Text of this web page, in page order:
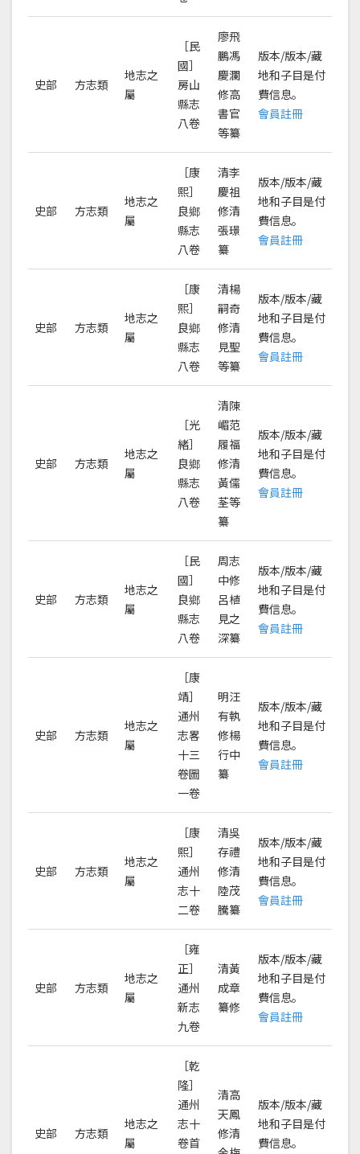
史部 方志類
地志之
屬
［民
國］
房山
縣志
八卷
廖飛
鵬馮
慶瀾
修高
書官
等纂
版本/版本/藏
地和子目是付
費信息。
會員註冊
史部 方志類
地志之
屬
［康
熙］
良鄉
縣志
八卷
清李
慶祖
修清
張璟
纂
版本/版本/藏
地和子目是付
費信息。
會員註冊
史部 方志類
地志之
屬
［康
熙］
良鄉
縣志
八卷
清楊
嗣奇
修清
見聖
等纂
版本/版本/藏
地和子目是付
費信息。
會員註冊
史部 方志類
地志之
屬
［光
緒］
良鄉
縣志
八卷
清陳
嵋范
履福
修清
黃儒
荃等
纂
版本/版本/藏
地和子目是付
費信息。
會員註冊
史部 方志類
地志之
屬
［民
國］
良鄉
縣志
八卷
周志
中修
呂植
見之
深纂
版本/版本/藏
地和子目是付
費信息。
會員註冊
史部 方志類
地志之
屬
［康
靖］
通州
志畧
十三
卷圖
一卷
明汪
有執
修楊
行中
纂
版本/版本/藏
地和子目是付
費信息。
會員註冊
史部 方志類
地志之
屬
［康
熙］
通州
志十
二卷
清吳
存禮
修清
陸茂
騰纂
版本/版本/藏
地和子目是付
費信息。
會員註冊
史部 方志類
地志之
屬
［雍
正］
通州
新志
九卷
清黃
成章
纂修
版本/版本/藏
地和子目是付
費信息。
會員註冊
史部 方志類
地志之
屬
［乾
隆］
通州
志十
卷首
清高
天鳳
修清
版本/版本/藏
地和子目是付
費信息。